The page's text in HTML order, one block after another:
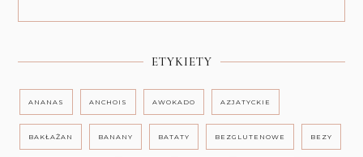
ETYKIETY
ANANAS ANCHOIS AWOKADO AZJATYCKIE
BAKŁAŻAN BANANY BATATY BEZGLUTENOWE BEZY